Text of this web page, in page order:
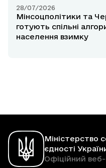
28/07/2026
Мінсоцполітики та
готують спільні
населення взимку
Міністерство
єдності
Офіційний